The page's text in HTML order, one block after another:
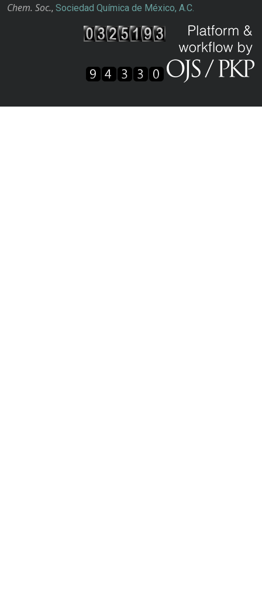
Chem. Soc., Sociedad Química de México, A.C.